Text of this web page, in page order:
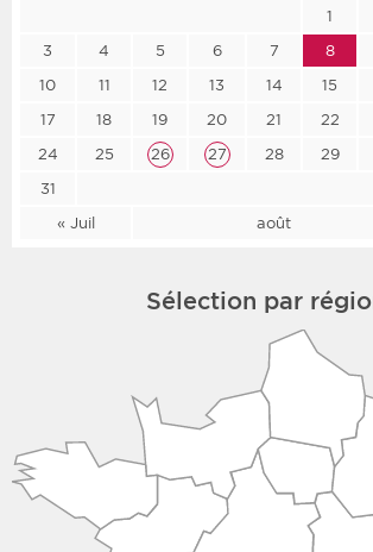
« Juil août
1
3
4 5 6 7 8
10
11 12 13 14 15
17
18 19 20 21 22
24
25 26 27 28 29
31
Sélection par